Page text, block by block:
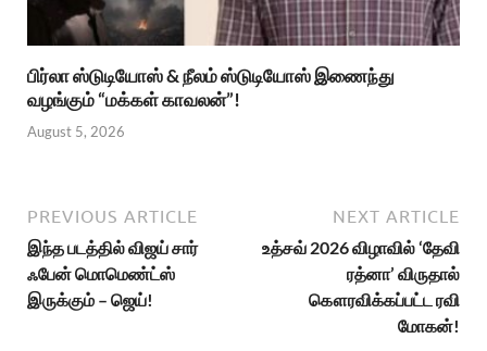
பிர்லா ஸ்டுடியோஸ் & நீலம் ஸ்டுடியோஸ் இணைந்து
வழங்கும் “மக்கள் காவலன்”!
August 5, 2026
PREVIOUS ARTICLE
இந்த படத்தில் விஜய் சார்
ஃபேன் மொமெண்ட்ஸ்
இருக்கும் – ஜெய்!
NEXT ARTICLE
உத்சவ் 2026 விழாவில் ‘தேவி
ரத்னா’ விருதால்
கௌரவிக்கப்பட்ட ரவி
மோகன்!